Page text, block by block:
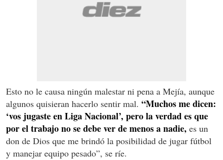
Esto no le causa ningún malestar ni pena a Mejía, aunque
algunos quisieran hacerlo sentir mal. “Muchos me dicen:
‘vos jugaste en Liga Nacional’, pero la verdad es que
por el trabajo no se debe ver de menos a nadie, es un
don de Dios que me brindó la posibilidad de jugar fútbol
y manejar equipo pesado”, se ríe.